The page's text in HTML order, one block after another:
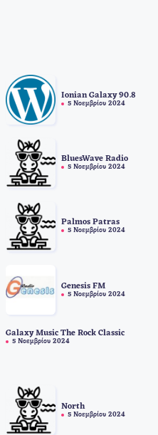
Ionian Galaxy 90.8
5 Νοεμβρίου 2024
BluesWave Radio
5 Νοεμβρίου 2024
Palmos Patras
5 Νοεμβρίου 2024
Genesis FM
5 Νοεμβρίου 2024
Galaxy Music The Rock Classic
5 Νοεμβρίου 2024
North
5 Νοεμβρίου 2024